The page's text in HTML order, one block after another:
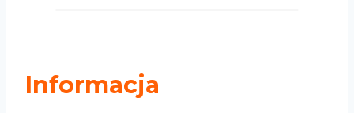
Informacja